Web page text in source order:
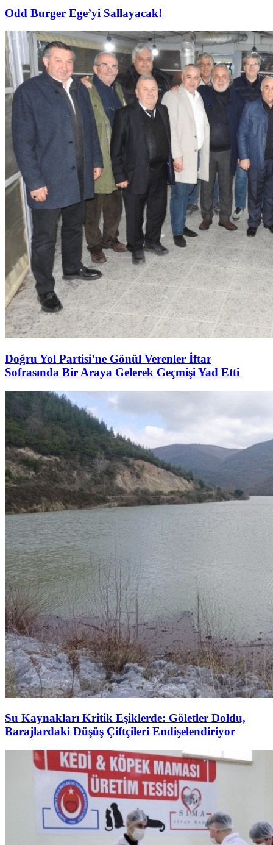
Odd Burger Ege’yi Sallayacak!
Doğru Yol Partisi’ne Gönül Verenler İftar
Sofrasında Bir Araya Gelerek Geçmişi Yad Etti
Su Kaynakları Kritik Eşiklerde: Göletler Doldu,
Barajlardaki Düşüş Çiftçileri Endişelendiriyor